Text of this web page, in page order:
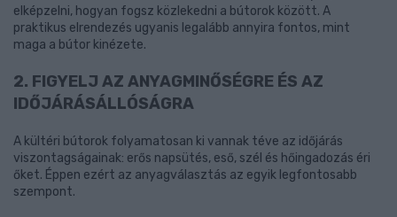
elképzelni, hogyan fogsz közlekedni a bútorok között. A
praktikus elrendezés ugyanis legalább annyira fontos, mint
maga a bútor kinézete.
2. FIGYELJ AZ ANYAGMINŐSÉGRE ÉS AZ
IDŐJÁRÁSÁLLÓSÁGRA
A kültéri bútorok folyamatosan ki vannak téve az időjárás
viszontagságainak: erős napsütés, eső, szél és hőingadozás éri
őket. Éppen ezért az anyagválasztás az egyik legfontosabb
szempont.